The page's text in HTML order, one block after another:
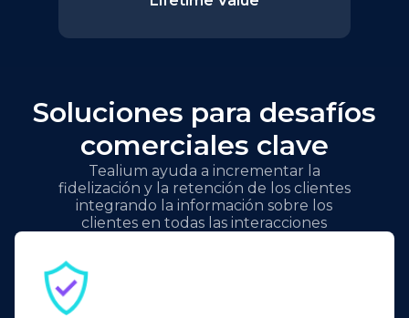
Soluciones para desafíos
comerciales clave
Tealium ayuda a incrementar la
fidelización y la retención de los clientes
integrando la información sobre los
clientes en todas las interacciones